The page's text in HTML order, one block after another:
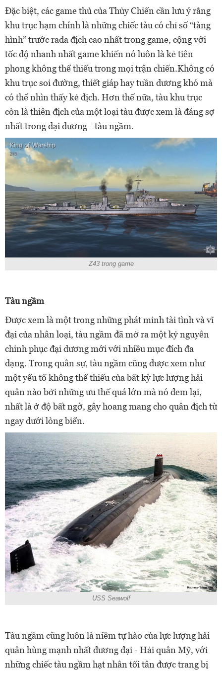
Đặc biệt, các game thủ của Thủy Chiến cần lưu ý rằng
khu trục hạm chính là những chiếc tàu có chỉ số “tàng
hình” trước rada địch cao nhất trong game, cộng với
tốc độ nhanh nhất game khiến nó luôn là kẻ tiên
phong không thể thiếu trong mọi trận chiến.Không có
khu trục soi đường, thiết giáp hay tuần dương khó mà
có thể nhìn thấy kẻ địch. Hơn thế nữa, tàu khu trục
còn là thiên địch của một loại tàu được xem là đáng sợ
nhất trong đại dương - tàu ngầm.
Z43 trong game
Tàu ngầm
Được xem là một trong những phát minh tài tình và vĩ
đại của nhân loại, tàu ngầm đã mở ra một kỷ nguyên
chinh phục đại dương mới với nhiều mục đích đa
dạng. Trong quân sự, tàu ngầm cũng được xem như
một yếu tố không thể thiếu của bất kỳ lực lượng hải
quân nào bởi những ưu thế quá lớn mà nó đem lại,
nhất là ở độ bất ngờ, gây hoang mang cho quân địch từ
ngay dưới lòng biển.
USS Seawolf
Tàu ngầm cũng luôn là niềm tự hào của lực lượng hải
quân hùng mạnh nhất đương đại - Hải quân Mỹ, với
những chiếc tàu ngầm hạt nhân tối tân được trang bị